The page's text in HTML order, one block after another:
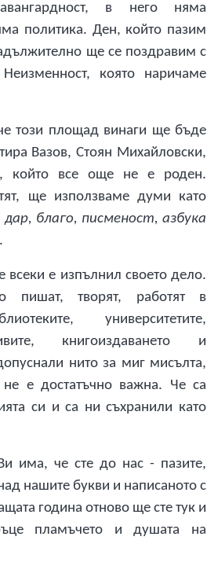
в него няма
политика. Ден, който пазим
ще се поздравим с
Неизменност, която наричаме
този площад винаги ще бъде
Вазов, Стоян Михайловски,
който все още не е роден.
ще използваме думи като
благо, писменост, азбука
всеки е изпълнил своето дело.
пишат, творят, работят в
университетите,
книгоиздаването и
нито за миг мисълта,
не е достатъчно важна. Че са
си и са ни съхранили като
има, че сте до нас - пазите,
нашите букви и написаното с
година отново ще сте тук и
пламъчето и душата на